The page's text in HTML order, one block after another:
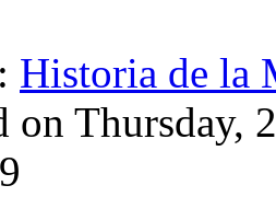
Historia de la
on Thursday,